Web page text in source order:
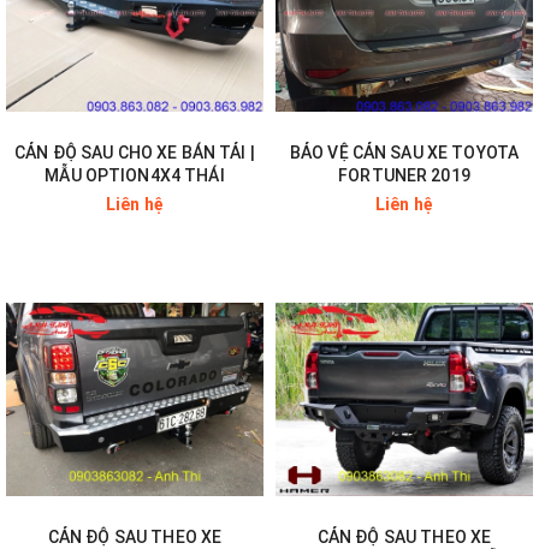
CẢN ĐỘ SAU CHO XE BÁN TẢI |
MẪU OPTION4X4 THÁI
Liên hệ
BẢO VỆ CẢN SAU XE TOYOTA
FORTUNER 2019
Liên hệ
CẢN ĐỘ SAU THEO XE
CẢN ĐỘ SAU THEO XE